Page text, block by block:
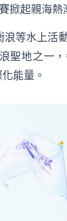
掀起親海熱
等水上活
聖地之一
能量。